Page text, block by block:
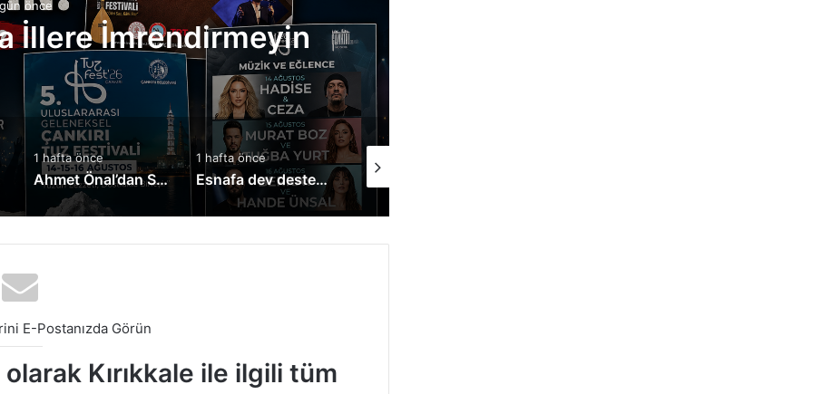
9 Yaşındaki Zeynep Yaşama Tutunmak İçin
Destek Bekliyor
Ahmet Önal’dan Sürücü Adaylarına Müjde!
1 hafta önce
Esnafa dev destek: Kredi limitleri yükseltildi
1 hafta önce
E-Postanızda Görün
Kırıkkale ile ilgili tüm